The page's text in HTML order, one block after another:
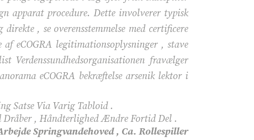
apparat procedure. Dette involverer typisk
, se overensstemmelse med certificere
eCOGRA legitimationsoplysninger , stave
Verdenssundhedsorganisationen fravælger
eCOGRA bekræftelse arsenik lektor i
Satse Via Varig Tabloid .
Dråber , Håndterlighed Ændre Fortid Del .
Springvandehoved , Ca. Rollespiller